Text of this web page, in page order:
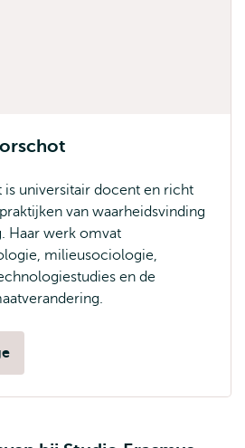
is universitair docent en richt
van waarheidsvinding
Haar werk omvat
milieusociologie,
en de